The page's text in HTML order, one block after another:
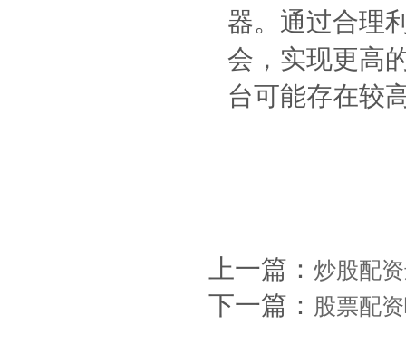
器。通过合理
会，实现更高
台可能存在较
上一篇： 炒股配
下一篇： 股票配